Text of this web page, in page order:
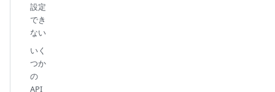
設定
でき
ない
いく
つか
の
API